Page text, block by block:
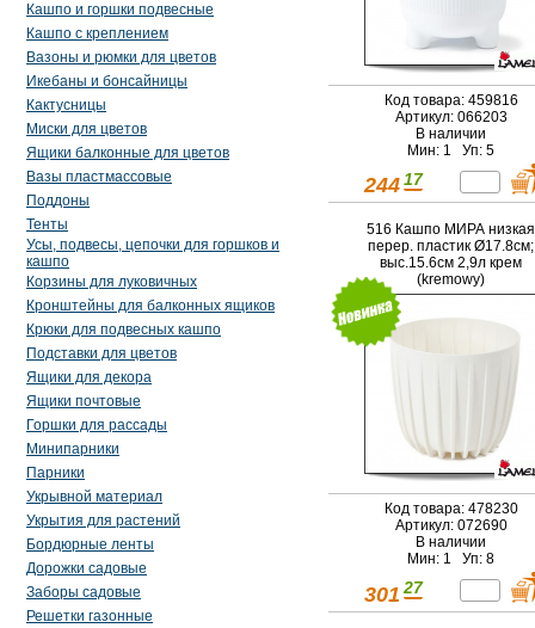
Кашпо и горшки подвесные
Кашпо с креплением
Вазоны и рюмки для цветов
Икебаны и бонсайницы
Кактусницы
Миски для цветов
Ящики балконные для цветов
Вазы пластмассовые
Поддоны
Тенты
Усы, подвесы, цепочки для горшков и
кашпо
Корзины для луковичных
Кронштейны для балконных ящиков
Крюки для подвесных кашпо
Подставки для цветов
Ящики для декора
Ящики почтовые
Горшки для рассады
Минипарники
Парники
Укрывной материал
Укрытия для растений
Бордюрные ленты
Дорожки садовые
Заборы садовые
Решетки газонные
Код товара: 459816
Артикул: 066203
В наличии
Мин: 1 Уп: 5
244 17
516 Кашпо МИРА низкая
перер. пластик Ø17.8см;
выс.15.6см 2,9л крем
(kremowy)
Код товара: 478230
Артикул: 072690
В наличии
Мин: 1 Уп: 8
301 27